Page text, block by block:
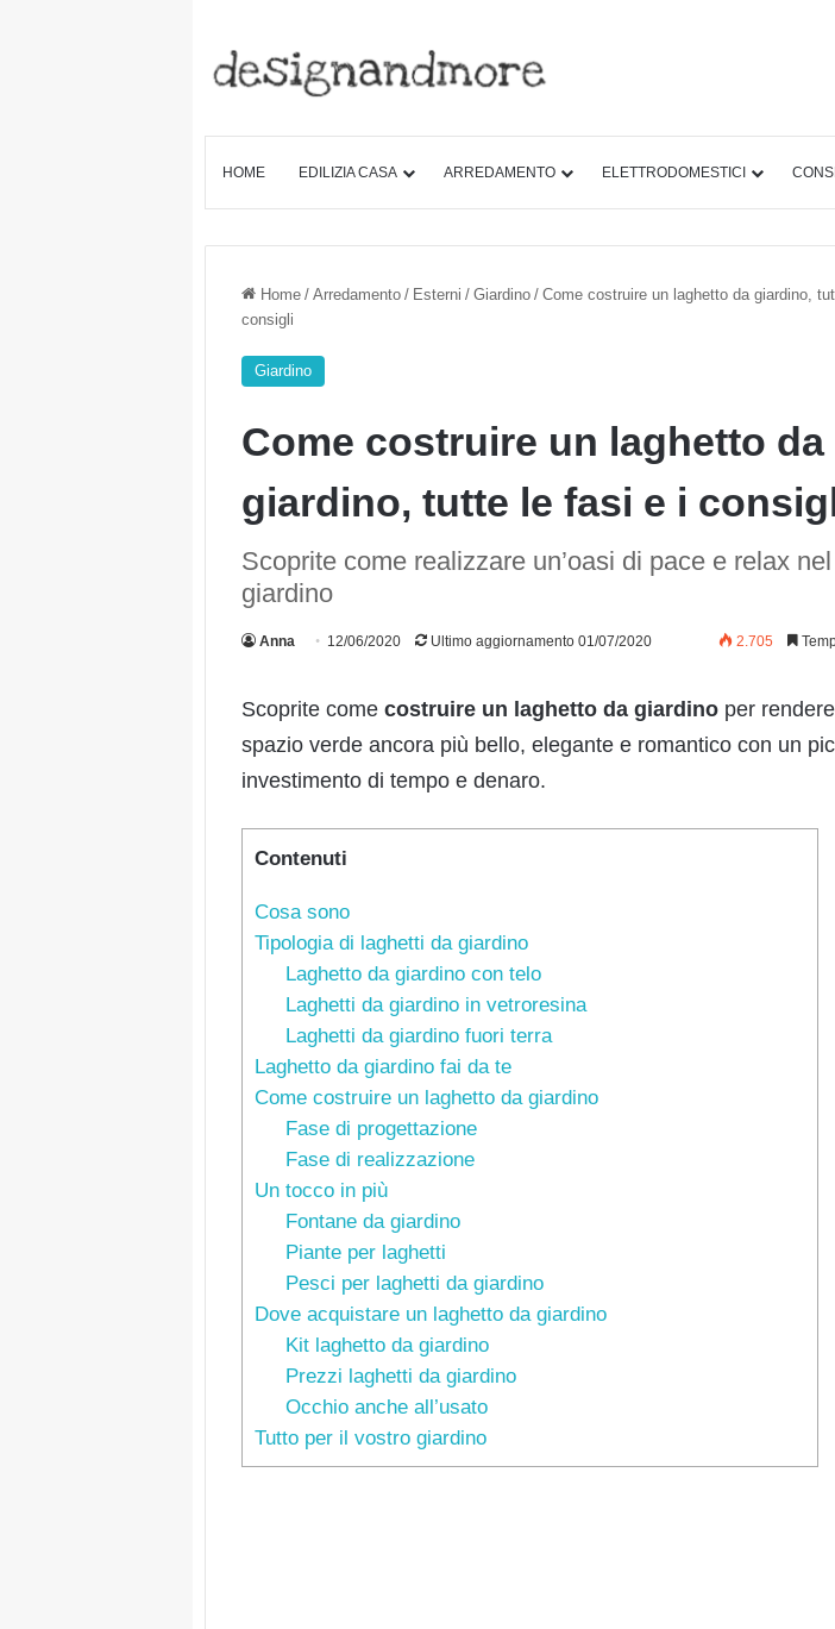
HOME EDILIZIA CASA ARREDAMENTO ELETTRODOMESTICI
Home / Arredamento / Esterni / Giardino / Come costruire un laghetto da giardino,
consigli
Giardino
Come costruire un laghetto da
giardino, tutte le fasi e i
Scoprite come realizzare un’oasi di pace e relax
giardino
Anna 12/06/2020 Ultimo aggiornamento 01/07/2020 2.705
Scoprite come costruire un laghetto da giardino per
spazio verde ancora più bello, elegante e romantico con un
investimento di tempo e denaro.
Contenuti
Cosa sono
Tipologia di laghetti da giardino
Laghetto da giardino con telo
Laghetti da giardino in vetroresina
Laghetti da giardino fuori terra
Laghetto da giardino fai da te
Come costruire un laghetto da giardino
Fase di progettazione
Fase di realizzazione
Un tocco in più
Fontane da giardino
Piante per laghetti
Pesci per laghetti da giardino
Dove acquistare un laghetto da giardino
Kit laghetto da giardino
Prezzi laghetti da giardino
Occhio anche all’usato
Tutto per il vostro giardino